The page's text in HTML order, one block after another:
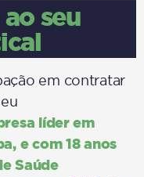
seu
em contratar
líder em
e com 18 anos
Saúde